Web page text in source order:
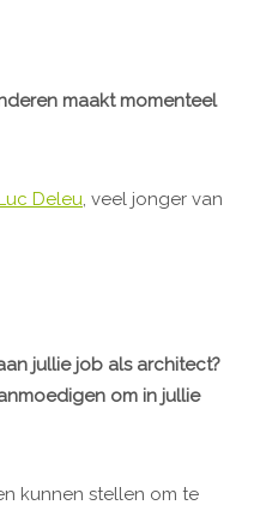
maakt momenteel
Luc Deleu, veel jonger van
jullie job als architect?
om in jullie
kunnen stellen om te